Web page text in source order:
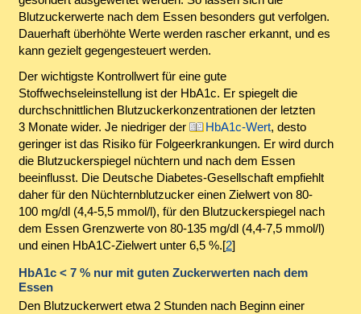
Blutzuckerwerte nach dem Essen besonders gut verfolgen.
Dauerhaft überhöhte Werte werden rascher erkannt, und es
kann gezielt gegengesteuert werden.
Der wichtigste Kontrollwert für eine gute
Stoffwechseleinstellung ist der HbA1c. Er spiegelt die
durchschnittlichen Blutzuckerkonzentrationen der letzten
3 Monate wider. Je niedriger der
HbA1c-Wert, desto
geringer ist das Risiko für Folgeerkrankungen. Er wird durch
die Blutzuckerspiegel nüchtern und nach dem Essen
beeinflusst. Die Deutsche Diabetes-Gesellschaft empfiehlt
daher für den Nüchternblutzucker einen Zielwert von 80-
100 mg/dl (4,4-5,5 mmol/l), für den Blutzuckerspiegel nach
dem Essen Grenzwerte von 80-135 mg/dl (4,4-7,5 mmol/l)
und einen HbA1C-Zielwert unter 6,5 %.[2]
HbA1c < 7 % nur mit guten Zuckerwerten nach dem
Essen
Den Blutzuckerwert etwa 2 Stunden nach Beginn einer